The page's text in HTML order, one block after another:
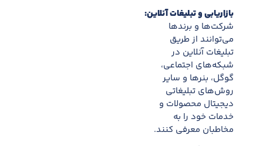
بازاریابی و تبلیغات آنلاین:
شرکت‌ها و برندها
می‌توانند از طریق
تبلیغات آنلاین در
شبکه‌های اجتماعی،
گوگل، بنرها و سایر
روش‌های تبلیغاتی
دیجیتال محصولات و
خدمات خود را به
مخاطبان معرفی کنند.